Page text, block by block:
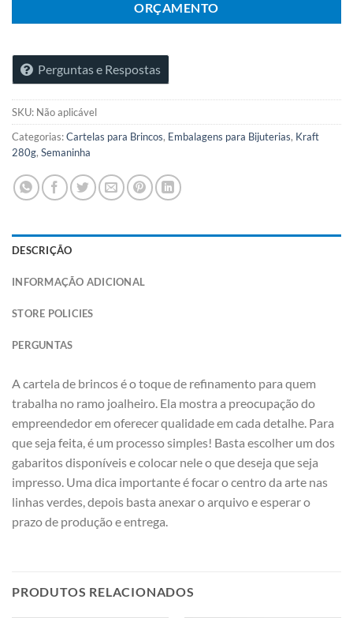
ORÇAMENTO
Perguntas e Respostas
SKU: Não aplicável
Categorias:Cartelas para Brincos, Embalagens para Bijuterias, Kraft
280g, Semaninha
DESCRIÇÃO
INFORMAÇÃO ADICIONAL
STORE POLICIES
PERGUNTAS
A cartela de brincos é o toque de refinamento para quem
trabalha no ramo joalheiro. Ela mostra a preocupação do
empreendedor em oferecer qualidade em cada detalhe. Para
que seja feita, é um processo simples! Basta escolher um dos
gabaritos disponíveis e colocar nele o que deseja que seja
impresso. Uma dica importante é focar o centro da arte nas
linhas verdes, depois basta anexar o arquivo e esperar o
prazo de produção e entrega.
PRODUTOS RELACIONADOS